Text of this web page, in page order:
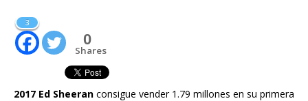
3
0
Shares
2017 Ed Sheeran consigue vender 1.79 millones en su primera